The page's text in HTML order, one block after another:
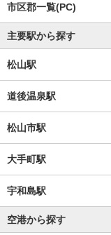
市区郡一覧(PC)
主要駅から探す
松山駅
道後温泉駅
松山市駅
大手町駅
宇和島駅
空港から探す